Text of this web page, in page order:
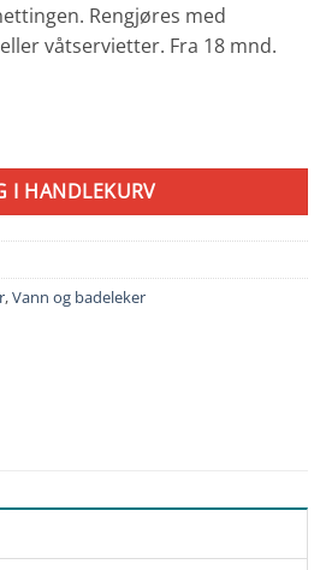
Rengjøres med
våtservietter. Fra 18 mnd.
antall
I HANDLEKURV
,Vann og badeleker